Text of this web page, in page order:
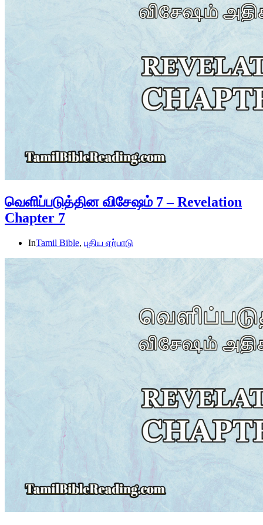
வெளிப்படுத்தின விசேஷம் 7 – Revelation
Chapter 7
InTamil Bible, புதிய ஏற்பாடு